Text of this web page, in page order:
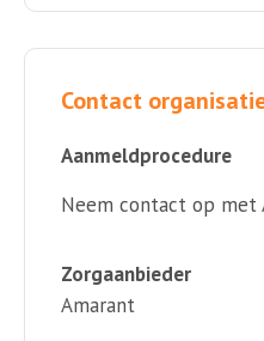
Contact
Aanmeldprocedure
Neem contact op met
Zorgaanbieder
Amarant